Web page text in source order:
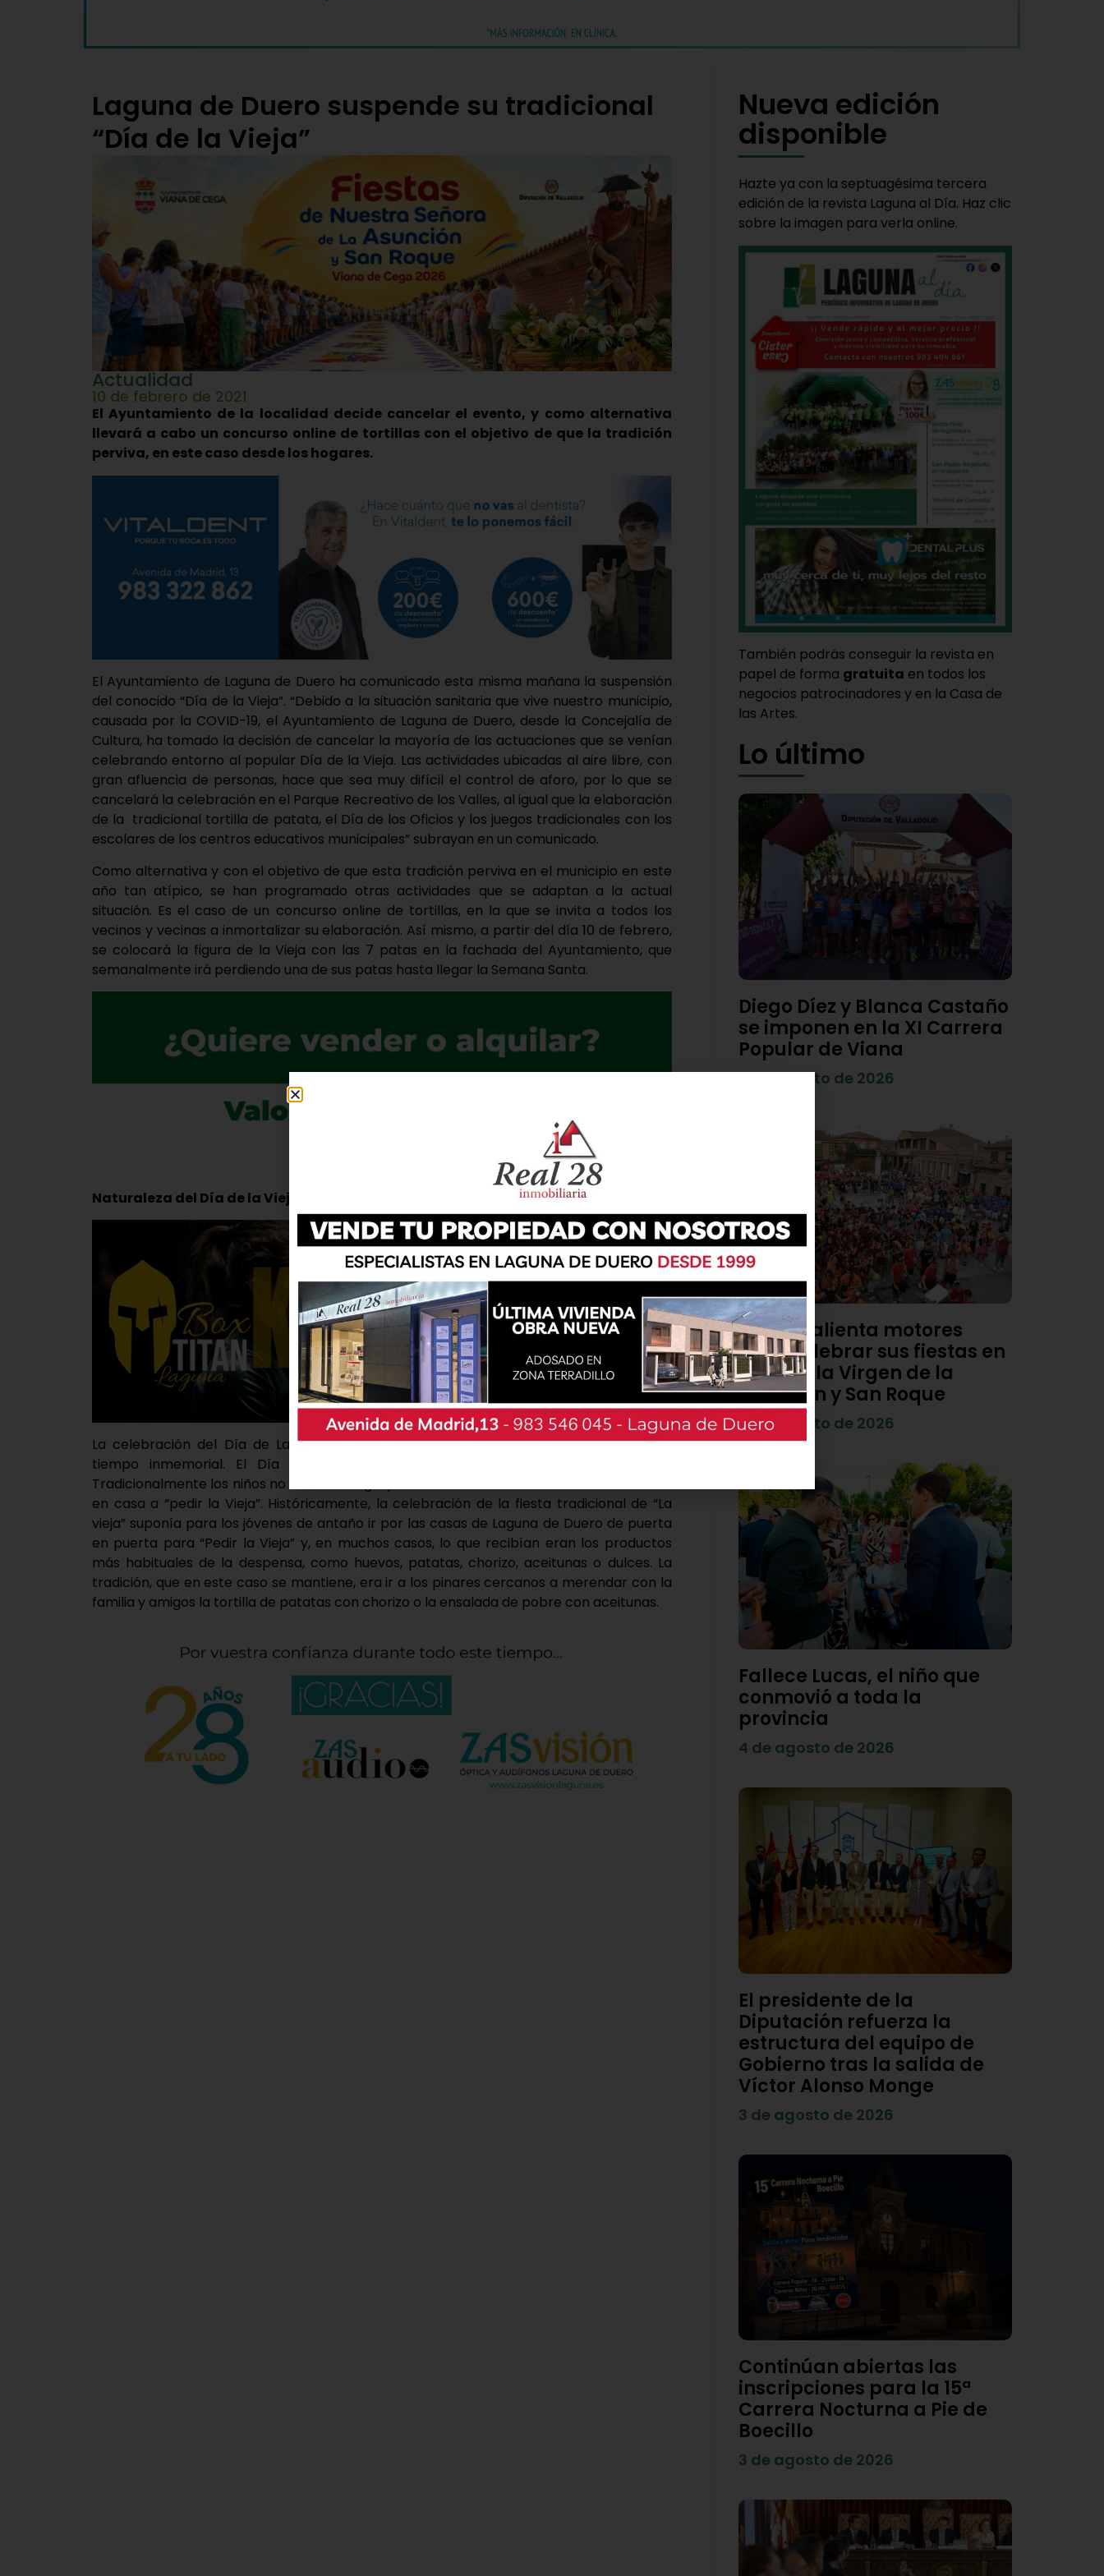
Laguna de Duero suspende su tradicional
“Día de la Vieja”
Actualidad
10 de febrero de 2021
El Ayuntamiento de la localidad decide cancelar el evento, y como alternativa
llevará a cabo un concurso online de tortillas con el objetivo de que la tradición
perviva, en este caso desde los hogares.
El Ayuntamiento de Laguna de Duero ha comunicado esta misma mañana la suspensión
del conocido “Día de la Vieja”. “Debido a la situación sanitaria que vive nuestro municipio,
causada por la COVID-19, el Ayuntamiento de Laguna de Duero, desde la Concejalía de
Cultura, ha tomado la decisión de cancelar la mayoría de las actuaciones que se venían
celebrando entorno al popular Día de la Vieja. Las actividades ubicadas al aire libre, con
gran afluencia de personas, hace que sea muy difícil el control de aforo, por lo que se
cancelará la celebración en el Parque Recreativo de los Valles, al igual que la elaboración
de la tradicional tortilla de patata, el Día de los Oficios y los juegos tradicionales con los
escolares de los centros educativos municipales” subrayan en un comunicado.
Como alternativa y con el objetivo de que esta tradición perviva en el municipio en este
año tan atípico, se han programado otras actividades que se adaptan a la actual
situación. Es el caso de un concurso online de tortillas, en la que se invita a todos los
vecinos y vecinas a inmortalizar su elaboración. Así mismo, a partir del día 10 de febrero,
se colocará la figura de la Vieja con las 7 patas en la fachada del Ayuntamiento, que
semanalmente irá perdiendo una de sus patas hasta llegar la Semana Santa.
Naturaleza del Día de la Vieja
La celebración del Día de La Vieja viene desarrollándose en Laguna de Duero desde
tiempo inmemorial. El Día de la Vieja coincide con la mitad de la Cuaresma.
Tradicionalmente los niños no tenían colegio y con una cesta en la mano se iban de casa
en casa a “pedir la Vieja”. Históricamente, la celebración de la fiesta tradicional de “La
vieja” suponía para los jóvenes de antaño ir por las casas de Laguna de Duero de puerta
en puerta para “Pedir la Vieja” y, en muchos casos, lo que recibían eran los productos
más habituales de la despensa, como huevos, patatas, chorizo, aceitunas o dulces. La
tradición, que en este caso se mantiene, era ir a los pinares cercanos a merendar con la
familia y amigos la tortilla de patatas con chorizo o la ensalada de pobre con aceitunas.
Nueva edición
disponible
Hazte ya con la septuagésima tercera
edición de la revista Laguna al Día. Haz clic
sobre la imagen para verla online.
También podrás conseguir la revista en
papel de forma gratuita en todos los
negocios patrocinadores y en la Casa de
las Artes.
Lo último
Diego Díez y Blanca Castaño
se imponen en la XI Carrera
Popular de Viana
4 de agosto de 2026
Viana calienta motores
para celebrar sus fiestas en
honor a la Virgen de la
Asunción y San Roque
4 de agosto de 2026
Fallece Lucas, el niño que
conmovió a toda la
provincia
4 de agosto de 2026
El presidente de la
Diputación refuerza la
estructura del equipo de
Gobierno tras la salida de
Víctor Alonso Monge
3 de agosto de 2026
Continúan abiertas las
inscripciones para la 15ª
Carrera Nocturna a Pie de
Boecillo
3 de agosto de 2026